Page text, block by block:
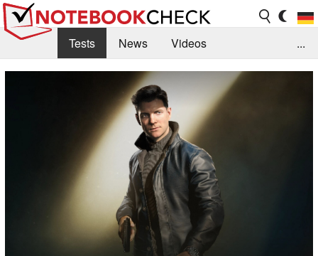
Tests News
Videos
Benchmarks & Tech
Externe Tests
Deals Suche
Jobs
...